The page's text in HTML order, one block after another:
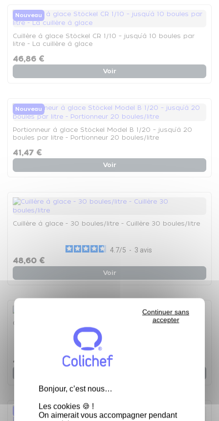
Bonjour, c’est nous…
Les cookies 🍪 !
On aimerait vous accompagner pendant
Continuer sans
accepter
Nouveau
Cuillère à glace Stöckel CR 1/10 – jusqu’à 10 boules par
litre - La cuillère à glace
46,86 €
Voir
Nouveau
Portionneur à glace Stöckel Model B 1/20 – jusqu’à 20
boules par litre - Portionneur 20 boules/litre
41,47 €
Voir
Cuillère à glace - 30 boules/litre - Cuillère 30 boules/litre
4.7/5 - 3 avis
48,60 €
Voir
Cuillère à glace - 20 boules/litre - La Cuillère à glace
48,60 €
Nouveau